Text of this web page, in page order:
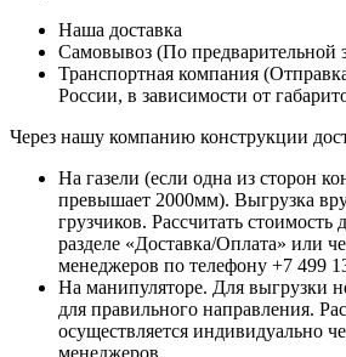
Наша доставка
Самовывоз (По предварительной
Транспортная компания
России, в зависимости от
Через нашу компанию конструкции
На газели (если одна из сторон
превышает 2000мм). Выгрузка
грузчиков. Рассчитать стоимость
разделе «Доставка/Оплата» или
менеджеров по телефону +7 499
На манипуляторе. Для выгрузки
для правильного направления.
осуществляется индивидуально
менеджеров.